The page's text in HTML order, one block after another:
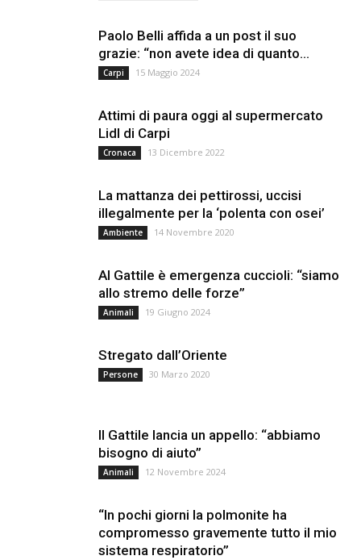
Paolo Belli affida a un post il suo
grazie: “non avete idea di quanto...
Carpi 15 Maggio 2024
Attimi di paura oggi al supermercato
Lidl di Carpi
Cronaca 13 Dicembre 2022
La mattanza dei pettirossi, uccisi
illegalmente per la ‘polenta con osei’
Ambiente 14 Novembre 2020
Al Gattile è emergenza cuccioli: “siamo
allo stremo delle forze”
Animali 19 Giugno 2024
Stregato dall’Oriente
Persone 30 Marzo 2020
Il Gattile lancia un appello: “abbiamo
bisogno di aiuto”
Animali 12 Novembre 2024
“In pochi giorni la polmonite ha
compromesso gravemente tutto il mio
sistema respiratorio”